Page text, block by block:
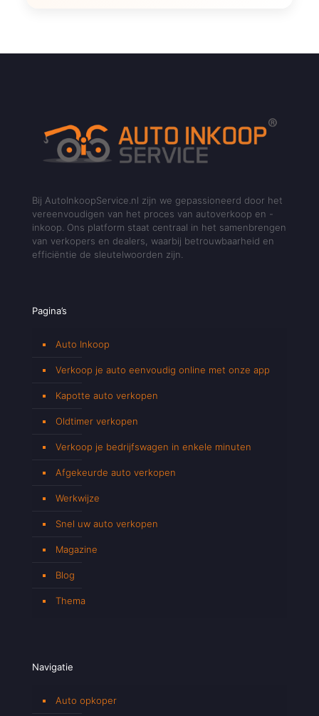
Bij AutoInkoopService.nl zijn we gepassioneerd door het
vereenvoudigen van het proces van autoverkoop en -
inkoop. Ons platform staat centraal in het samenbrengen
van verkopers en dealers, waarbij betrouwbaarheid en
efficiëntie de sleutelwoorden zijn.
Pagina’s
Auto Inkoop
Verkoop je auto eenvoudig online met onze app
Kapotte auto verkopen
Oldtimer verkopen
Verkoop je bedrijfswagen in enkele minuten
Afgekeurde auto verkopen
Werkwijze
Snel uw auto verkopen
Magazine
Blog
Thema
Navigatie
Auto opkoper